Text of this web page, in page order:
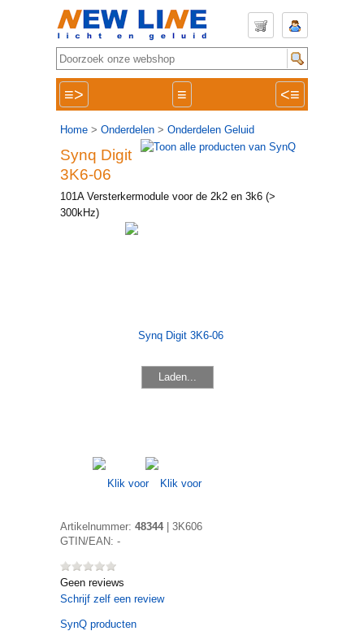
≡> ≡ <≡
Home > Onderdelen > Onderdelen Geluid
Synq Digit
3K6-06
101A Versterkermodule voor de 2k2 en 3k6 (>
300kHz)
Laden...
Artikelnummer: 48344| 3K606
GTIN/EAN: -
Geen reviews
Schrijf zelf een review
SynQ producten